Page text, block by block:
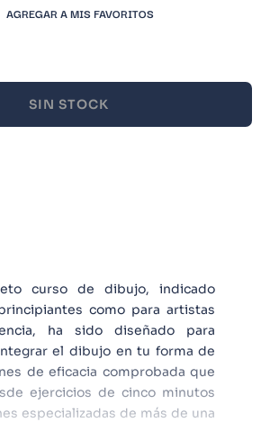
SIN STOCK
curso de dibujo, indicado
como para artistas
ha sido diseñado para
el dibujo en tu forma de
de eficacia comprobada que
ejercicios de cinco minutos
especializadas de más de una